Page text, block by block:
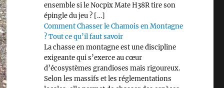
ensemble si le Nocpix Mate H38R tire son
épingle du jeu ? […]
Comment Chasser le Chamois en Montagne
? Tout ce qu’il faut savoir
La chasse en montagne est une discipline
exigeante qui s’exerce au cœur
d’écosystèmes grandioses mais rigoureux.
Selon les massifs et les réglementations